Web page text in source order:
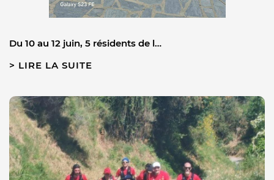
Du 10 au 12 juin, 5 résidents de l…
LIRE LA SUITE